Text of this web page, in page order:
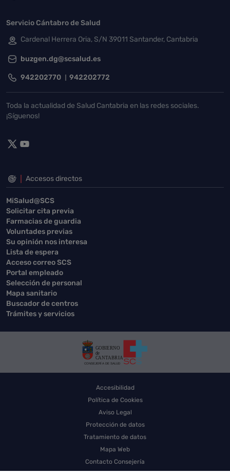
Servicio Cántabro de Salud
Cardenal Herrera Oria, S/N 39011 Santander, Cantabria
buzgen.dg@scsalud.es
942202770 942202772
Toda la actualidad de Salud Cantabria en las redes sociales.
¡Síguenos!
Accesos directos
MiSalud@SCS
Solicitar cita previa
Farmacias de guardia
Voluntades previas
Su opinión nos interesa
Lista de espera
Acceso correo SCS
Portal empleado
Selección de personal
Mapa sanitario
Buscador de centros
Trámites y servicios
Accesibilidad
Política de Cookies
Aviso Legal
Protección de datos
Tratamiento de datos
Mapa Web
Contacto Consejería